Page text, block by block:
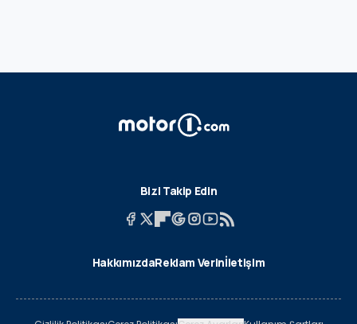
Bizi Takip Edin
HakkımızdaReklam Verinİletişim